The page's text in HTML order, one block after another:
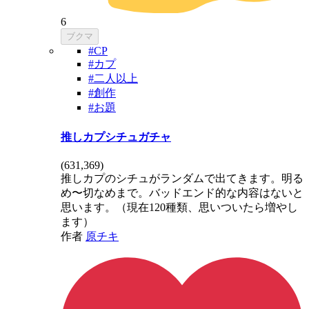
6
ブクマ
#CP
#カプ
#二人以上
#創作
#お題
推しカプシチュガチャ
(631,369)
推しカプのシチュがランダムで出てきます。明る
め〜切なめまで。バッドエンド的な内容はないと
思います。（現在120種類、思いついたら増やし
ます）
作者 原チキ